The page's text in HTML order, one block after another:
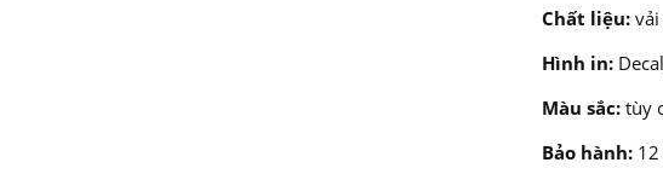
Chất liệu:vải
Hình in:
Màu sắc:tùy
Bảo hành:12